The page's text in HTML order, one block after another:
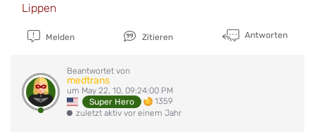
Lippen
Melden Zitieren Antworten
Beantwortet von
medtrans
um May 22, 10, 09:24:00 PM
Super Hero
1359
zuletzt aktiv vor einem Jahr